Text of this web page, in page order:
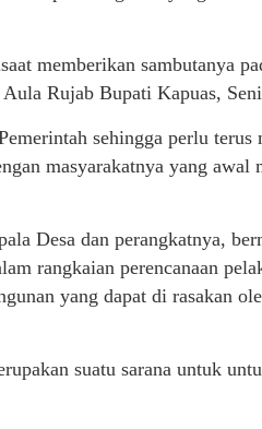
memberikan sambutanya
Rujab Bupati Kapuas,
sehingga perlu terus
masyarakatnya yang awal
Desa dan perangkatnya,
rangkaian perencanaan
yang dapat di rasakan
suatu sarana untuk